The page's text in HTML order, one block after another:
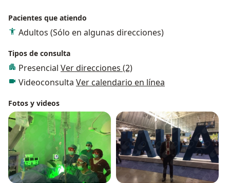
Pacientes que atiendo
Adultos (Sólo en algunas direcciones)
Tipos de consulta
Presencial Ver direcciones (2)
Videoconsulta Ver calendario en línea
Fotos y videos